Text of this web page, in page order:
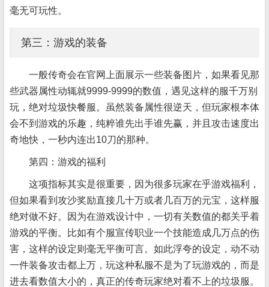
毫无可玩性。
第三：游戏的装备
一般传奇会在官网上面展示一些装备图片，如果看见那
些武器属性动辄就9999-9999的数值，遇见这样的服千万别
玩，绝对垃圾快餐服。虽然装备属性很逆天，但玩家根本体
会不到游戏的乐趣，纯粹谁先出手谁先赢，并且攻击速度出
奇地快，一秒内连出10刀的那种。
第四：游戏的福利
这项指标其实是很重要，因为很多玩家在乎游戏福利，
但如果看到攻沙奖励直接几十万或者几百万的元宝，这样服
绝对做不好。因为在游戏设计中，一切有关数值的都关乎着
游戏的平衡。比如有个服宣传职业一个技能造成几万点的伤
害，这样的设定则毫无平衡可言。如此浮夸的设定，动不动
一件装备攻击都上万，玩这种私服不是为了玩游戏的，而是
进去看数值大小的，真正的传奇玩家绝对看不上的垃圾服。